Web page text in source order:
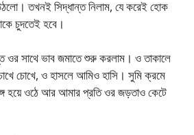
তখনই সিদ্ধান্ত নিলাম, যে করেই হোক
চুদতেই হবে।
সাথে ভাব জমাতে শুরু করলাম। ও তাকালে
চোখে, ও হাসলে আমিও হাসি। সুমি ক্রমে
হয়ে ওঠে আর আমার প্রতি ওর জড়তাও কেটে